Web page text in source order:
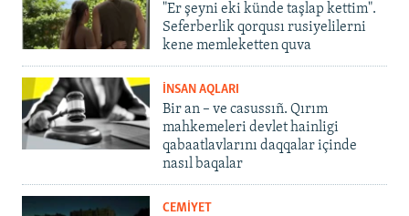
"Er şeyni eki künde taşlap kettim".
Seferberlik qorqusı rusiyelilerni
kene memleketten quva
İNSAN AQLARI
Bir an – ve casussıñ. Qırım
mahkemeleri devlet hainligi
qabaatlavlarını daqqalar içinde
nasıl baqalar
CEMİYET